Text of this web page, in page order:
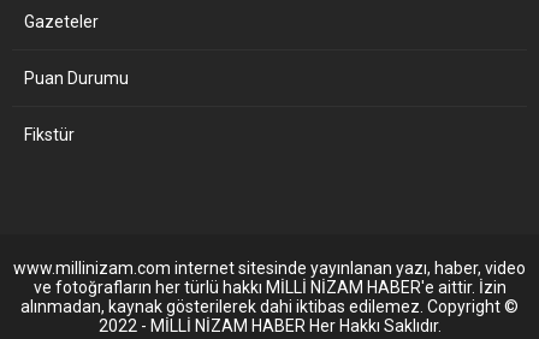
Gazeteler
Puan Durumu
Fikstür
www.millinizam.com internet sitesinde yayınlanan yazı, haber, video
ve fotoğrafların her türlü hakkı MİLLİ NİZAM HABER'e aittir. İzin
alınmadan, kaynak gösterilerek dahi iktibas edilemez. Copyright ©
2022 - MİLLİ NİZAM HABER Her Hakkı Saklıdır.